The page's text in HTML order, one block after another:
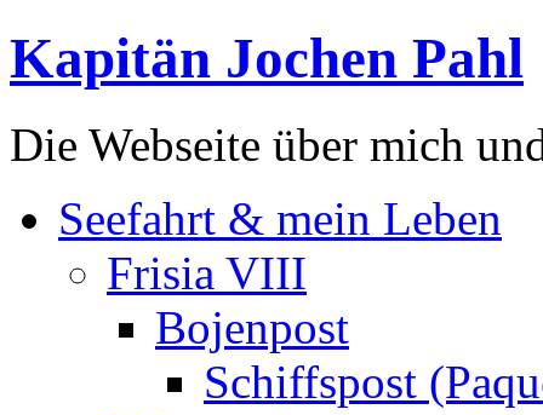
Kapitän Jochen Pahl
Die Webseite über mich
Seefahrt & mein Leben
Frisia VIII
Bojenpost
Schiffspost